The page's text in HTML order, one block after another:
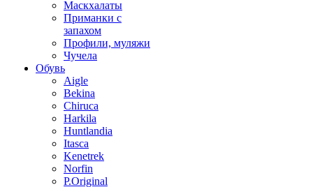
Маскхалаты
Приманки с
запахом
Профили, муляжи
Чучела
Обувь
Aigle
Bekina
Chiruсa
Harkila
Huntlandia
Itasca
Kenetrek
Norfin
P.Original